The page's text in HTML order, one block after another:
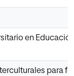
en
para